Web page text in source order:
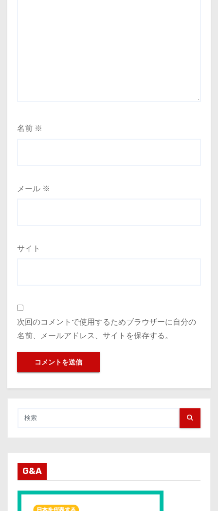
名前 ※
メール ※
サイト
次回のコメントで使用するためブラウザーに自分の
名前、メールアドレス、サイトを保存する。
G&A